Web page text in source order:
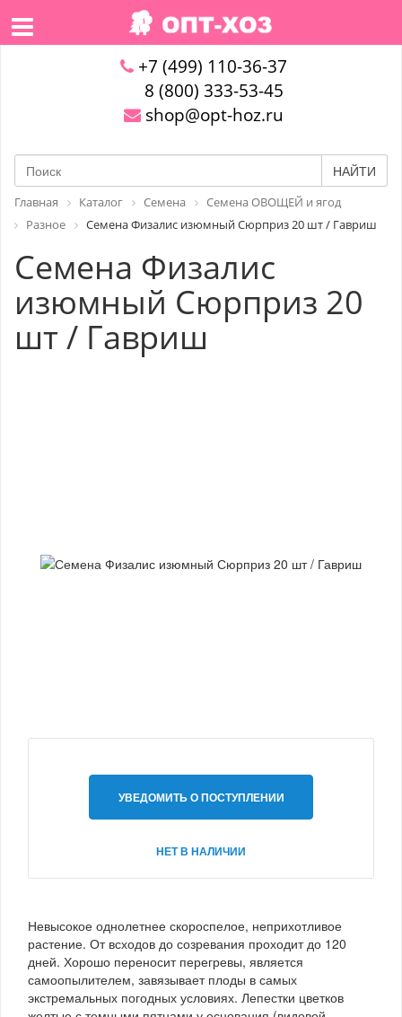
+7 (499) 110-36-37
8 (800) 333-53-45
shop@opt-hoz.ru
НАЙТИ
Главная Каталог Семена
Семена ОВОЩЕЙ и ягод
Разное
Семена Физалис изюмный Сюрприз 20 шт / Гавриш
Семена Физалис
изюмный Сюрприз 20
шт / Гавриш
УВЕДОМИТЬ О ПОСТУПЛЕНИИ
НЕТ В НАЛИЧИИ
Невысокое однолетнее скороспелое, неприхотливое
растение. От всходов до созревания проходит до 120
дней. Хорошо переносит перегревы, является
самоопылителем, завязывает плоды в самых
экстремальных погодных условиях. Лепестки цветков